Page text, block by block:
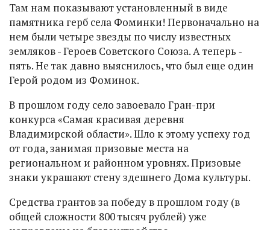
Там нам показывают установленный в виде
памятника герб села Фоминки! Первоначально на
нем были четыре звезды по числу известных
земляков - Героев Советского Союза. А теперь ‑
пять. Не так давно выяснилось, что был еще один
Герой родом из Фоминок.
В прошлом году село завоевало Гран-при
конкурса «Самая красивая деревня
Владимирской области». Шло к этому успеху год
от года, занимая призовые места на
региональном и районном уровнях. Призовые
знаки украшают стену здешнего Дома культуры.
Средства грантов за победу в прошлом году (в
общей сложности 800 тысяч рублей) уже